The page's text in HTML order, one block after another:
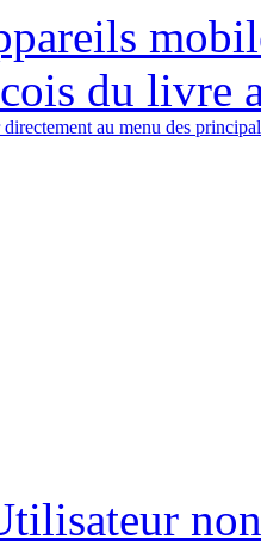
du livre
au menu des